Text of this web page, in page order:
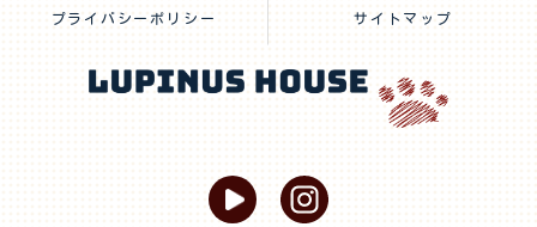
プライバシーポリシー サイトマップ